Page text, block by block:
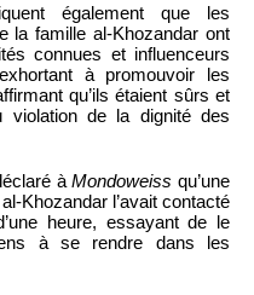
également que les
la famille al-Khozandar ont
connues et influenceurs
à promouvoir les
qu’ils étaient sûrs et
violation de la dignité des
àMondoweiss qu’une
Khozandar l’avait contacté
heure, essayant de le
à se rendre dans les